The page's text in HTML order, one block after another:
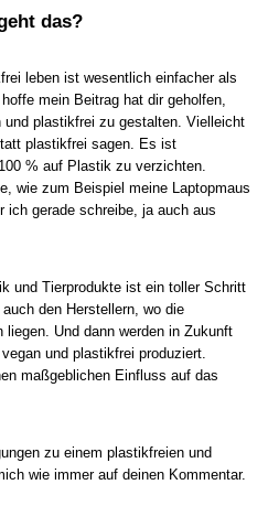
das?
leben ist wesentlich einfacher als
mein Beitrag hat dir geholfen,
und plastikfrei zu gestalten. Vielleicht
plastikfrei sagen. Es ist
% auf Plastik zu verzichten.
wie zum Beispiel meine Laptopmaus
ich gerade schreibe, ja auch aus
und Tierprodukte ist ein toller Schritt
den Herstellern, wo die
Und dann werden in Zukunft
und plastikfrei produziert.
maßgeblichen Einfluss auf das
zu einem plastikfreien und
wie immer auf deinen Kommentar.